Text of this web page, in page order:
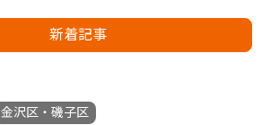
新着記事
金沢区・磯子区